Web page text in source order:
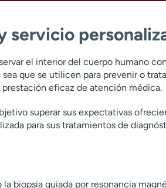
servicio
el interior del cuerpo humano
que se utilicen para prevenir o
eficaz de atención médica.
superar sus expectativas
para sus tratamientos de
biopsia guiada por resonancia